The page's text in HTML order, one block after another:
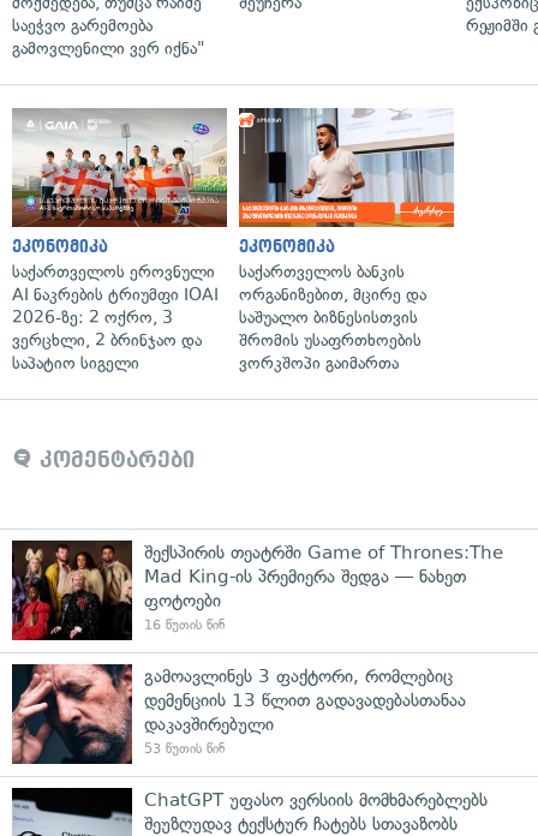
საეჭვო გარემოება
გამოვლენილი ვერ იქნა"
რეჟიმში
ეკონომიკა
საქართველოს ეროვნული
AI ნაკრების ტრიუმფი IOAI
2026-ზე: 2 ოქრო, 3
ვერცხლი, 2 ბრინჯაო და
საპატიო სიგელი
ეკონომიკა
საქართველოს ბანკის
ორგანიზებით, მცირე და
საშუალო ბიზნესისთვის
შრომის უსაფრთხოების
ვორკშოპი გაიმართა
კომენტარები
შექსპირის თეატრში Game of Thrones:The
Mad King-ის პრემიერა შედგა — ნახეთ
ფოტოები
16 წუთის წინ
გამოავლინეს 3 ფაქტორი, რომლებიც
დემენციის 13 წლით გადავადებასთანაა
დაკავშირებული
53 წუთის წინ
ChatGPT უფასო ვერსიის მომხმარებლებს
შეუზღუდავ ტექსტურ ჩატებს სთავაზობს